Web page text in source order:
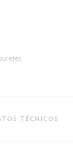
TÉCNICOS